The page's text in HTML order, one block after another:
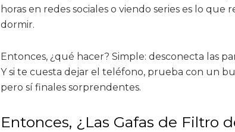
horas en redes sociales o viendo series es lo
dormir.
Entonces, ¿qué hacer? Simple: desconecta las
Y si te cuesta dejar el teléfono, prueba con un
pero sí finales sorprendentes.
Entonces, ¿Las Gafas de Filtro